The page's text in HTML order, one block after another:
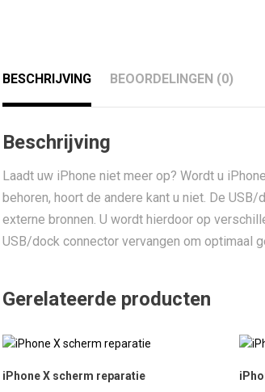
BESCHRIJVING BEOORDELINGEN (0)
Beschrijving
Laadt uw iPhone niet meer op? Wordt u
behoren, hoort de andere kant u niet. De
externe bronnen. U wordt hierdoor op
USB/dock connector vervangen om optimaal
Gerelateerde producten
iPhone X scherm reparatie